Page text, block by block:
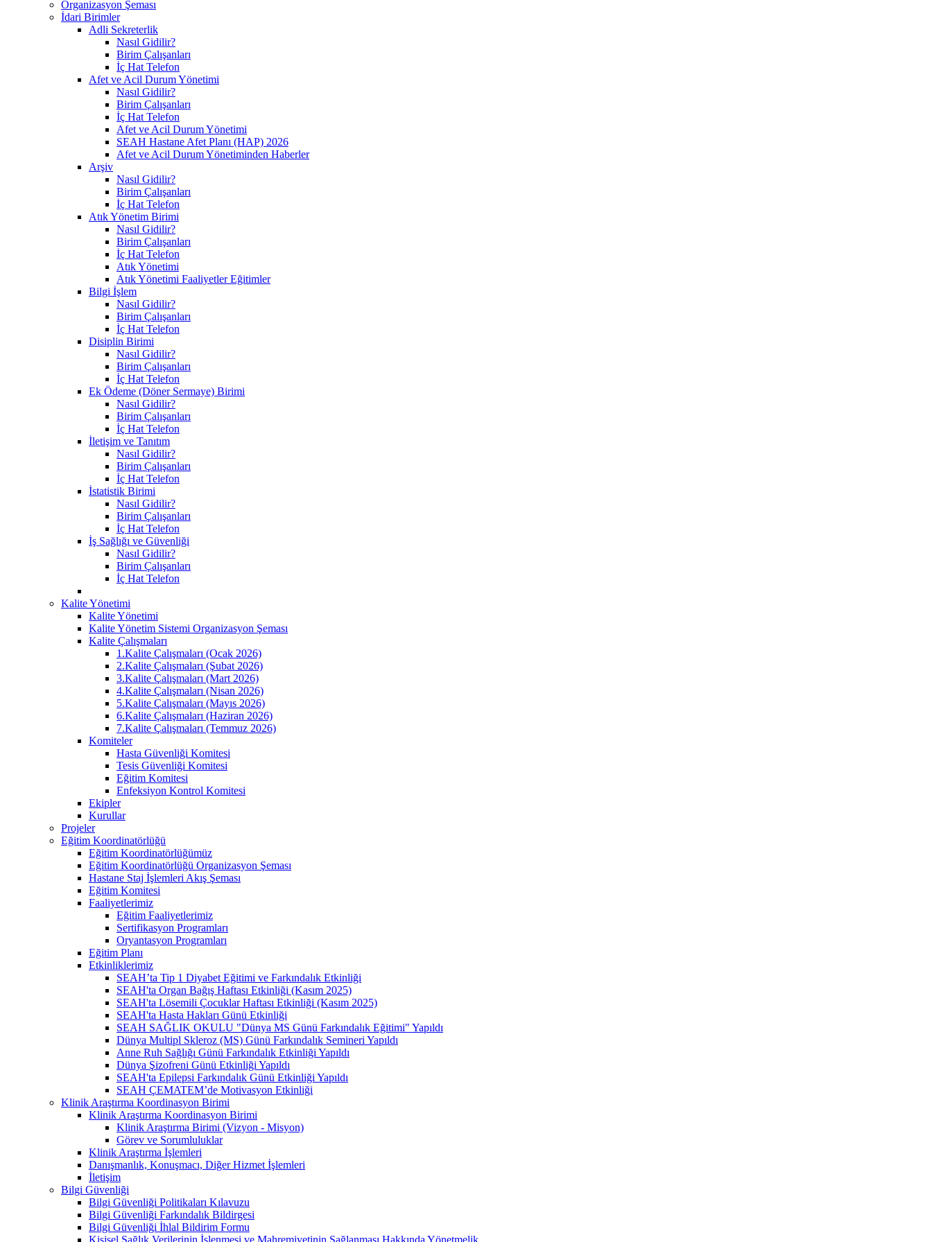
Organizasyon Şeması
İdari Birimler
Adli Sekreterlik
Nasıl Gidilir?
Birim Çalışanları
İç Hat Telefon
Afet ve Acil Durum Yönetimi
Nasıl Gidilir?
Birim Çalışanları
İç Hat Telefon
Afet ve Acil Durum Yönetimi
SEAH Hastane Afet Planı (HAP) 2026
Afet ve Acil Durum Yönetiminden Haberler
Arşiv
Nasıl Gidilir?
Birim Çalışanları
İç Hat Telefon
Atık Yönetim Birimi
Nasıl Gidilir?
Birim Çalışanları
İç Hat Telefon
Atık Yönetimi
Atık Yönetimi Faaliyetler Eğitimler
Bilgi İşlem
Nasıl Gidilir?
Birim Çalışanları
İç Hat Telefon
Disiplin Birimi
Nasıl Gidilir?
Birim Çalışanları
İç Hat Telefon
Ek Ödeme (Döner Sermaye) Birimi
Nasıl Gidilir?
Birim Çalışanları
İç Hat Telefon
İletişim ve Tanıtım
Nasıl Gidilir?
Birim Çalışanları
İç Hat Telefon
İstatistik Birimi
Nasıl Gidilir?
Birim Çalışanları
İç Hat Telefon
İş Sağlığı ve Güvenliği
Nasıl Gidilir?
Birim Çalışanları
İç Hat Telefon
Kalite Yönetimi
Kalite Yönetimi
Kalite Yönetim Sistemi Organizasyon Şeması
Kalite Çalışmaları
1.Kalite Çalışmaları (Ocak 2026)
2.Kalite Çalışmaları (Şubat 2026)
3.Kalite Çalışmaları (Mart 2026)
4.Kalite Çalışmaları (Nisan 2026)
5.Kalite Çalışmaları (Mayıs 2026)
6.Kalite Çalışmaları (Haziran 2026)
7.Kalite Çalışmaları (Temmuz 2026)
Komiteler
Hasta Güvenliği Komitesi
Tesis Güvenliği Komitesi
Eğitim Komitesi
Enfeksiyon Kontrol Komitesi
Ekipler
Kurullar
Projeler
Eğitim Koordinatörlüğü
Eğitim Koordinatörlüğümüz
Eğitim Koordinatörlüğü Organizasyon Şeması
Hastane Staj İşlemleri Akış Şeması
Eğitim Komitesi
Faaliyetlerimiz
Eğitim Faaliyetlerimiz
Sertifikasyon Programları
Oryantasyon Programları
Eğitim Planı
Etkinliklerimiz
SEAH’ta Tip 1 Diyabet Eğitimi ve Farkındalık Etkinliği
SEAH'ta Organ Bağış Haftası Etkinliği (Kasım 2025)
SEAH'ta Lösemili Çocuklar Haftası Etkinliği (Kasım 2025)
SEAH'ta Hasta Hakları Günü Etkinliği
SEAH SAĞLIK OKULU "Dünya MS Günü Farkındalık Eğitimi" Yapıldı
Dünya Multipl Skleroz (MS) Günü Farkındalık Semineri Yapıldı
Anne Ruh Sağlığı Günü Farkındalık Etkinliği Yapıldı
Dünya Şizofreni Günü Etkinliği Yapıldı
SEAH'ta Epilepsi Farkındalık Günü Etkinliği Yapıldı
SEAH ÇEMATEM’de Motivasyon Etkinliği
Klinik Araştırma Koordinasyon Birimi
Klinik Araştırma Koordinasyon Birimi
Klinik Araştırma Birimi (Vizyon - Misyon)
Görev ve Sorumluluklar
Klinik Araştırma İşlemleri
Danışmanlık, Konuşmacı, Diğer Hizmet İşlemleri
İletişim
Bilgi Güvenliği
Bilgi Güvenliği Politikaları Kılavuzu
Bilgi Güvenliği Farkındalık Bildirgesi
Bilgi Güvenliği İhlal Bildirim Formu
Kişisel Sağlık Verilerinin İşlenmesi ve Mahremiyetinin Sağlanması Hakkında Yönetmelik